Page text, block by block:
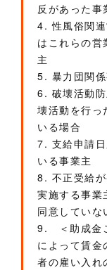
反があった事
4. 性風俗関
はこれらの営
主
5. 暴力団関
6. 破壊活動
壊活動を行っ
いる場合
7. 支給申請
いる事業主
8. 不正受給
実施する事業
同意していな
9. ＜助成金
によって賃金
者の雇い入れ